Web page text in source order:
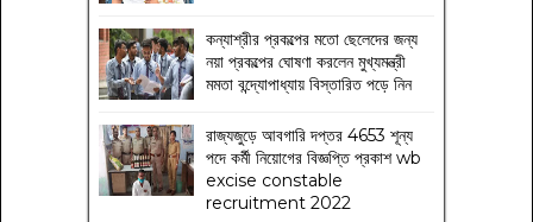
কন্যাশ্রীর প্রকল্পের মতো ছেলেদের জন্য
নয়া প্রকল্পের ঘোষণা করলেন মুখ্যমন্ত্রী
মমতা বন্দ্যোপাধ্যায় বিস্তারিত পড়ে নিন
রাজ্যজুড়ে আবগারি দপ্তর 4653 শূন্য
পদে কর্মী নিয়োগের বিজ্ঞপ্তি প্রকাশ wb
excise constable
recruitment 2022